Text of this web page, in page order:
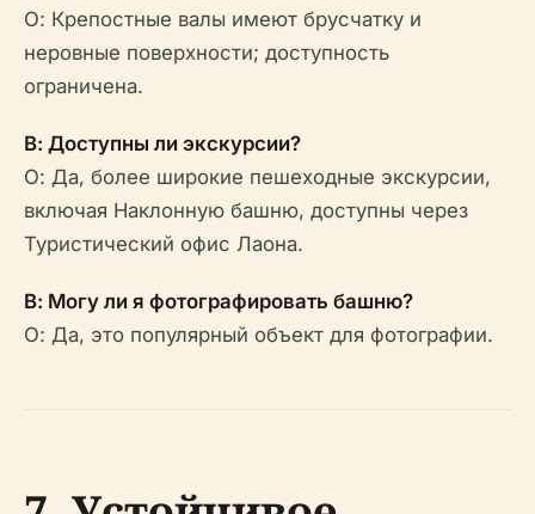
О: Крепостные валы имеют брусчатку и
неровные поверхности; доступность
ограничена.
В: Доступны ли экскурсии?
О: Да, более широкие пешеходные экскурсии,
включая Наклонную башню, доступны через
Туристический офис Лаона.
В: Могу ли я фотографировать башню?
О: Да, это популярный объект для фотографии.